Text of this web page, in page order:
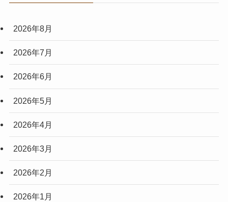
2026年8月
2026年7月
2026年6月
2026年5月
2026年4月
2026年3月
2026年2月
2026年1月